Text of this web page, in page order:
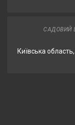
САДОВИЙ
Київська